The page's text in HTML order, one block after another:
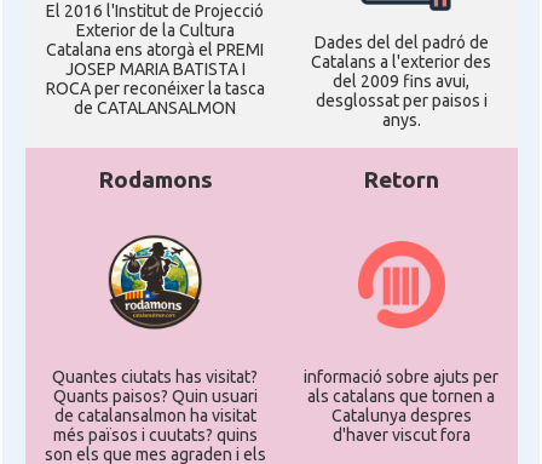
El 2016 l'Institut de Projecció
Exterior de la Cultura
Catalana ens atorgà el PREMI
JOSEP MARIA BATISTA I
ROCA per reconéixer la tasca
de CATALANSALMON
Dades del del padró de
Catalans a l'exterior des
del 2009 fins avui,
desglossat per paisos i
anys.
Rodamons
Quantes ciutats has visitat?
Quants paisos? Quin usuari
de catalansalmon ha visitat
més països i cuutats? quins
son els que mes agraden i els
Retorn
informació sobre ajuts per
als catalans que tornen a
Catalunya despres
d'haver viscut fora